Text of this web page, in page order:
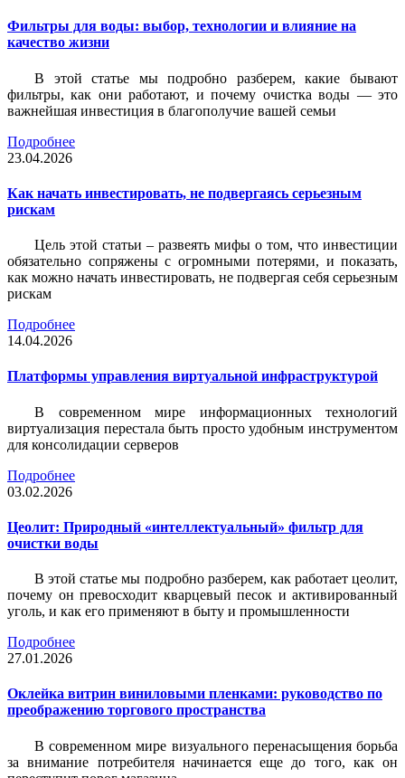
Фильтры для воды: выбор, технологии и влияние на
качество жизни
В этой статье мы подробно разберем, какие бывают
фильтры, как они работают, и почему очистка воды — это
важнейшая инвестиция в благополучие вашей семьи
Подробнее
23.04.2026
Как начать инвестировать, не подвергаясь серьезным
рискам
Цель этой статьи – развеять мифы о том, что инвестиции
обязательно сопряжены с огромными потерями, и показать,
как можно начать инвестировать, не подвергая себя серьезным
рискам
Подробнее
14.04.2026
Платформы управления виртуальной инфраструктурой
В современном мире информационных технологий
виртуализация перестала быть просто удобным инструментом
для консолидации серверов
Подробнее
03.02.2026
Цеолит: Природный «интеллектуальный» фильтр для
очистки воды
В этой статье мы подробно разберем, как работает цеолит,
почему он превосходит кварцевый песок и активированный
уголь, и как его применяют в быту и промышленности
Подробнее
27.01.2026
Оклейка витрин виниловыми пленками: руководство по
преображению торгового пространства
В современном мире визуального перенасыщения борьба
за внимание потребителя начинается еще до того, как он